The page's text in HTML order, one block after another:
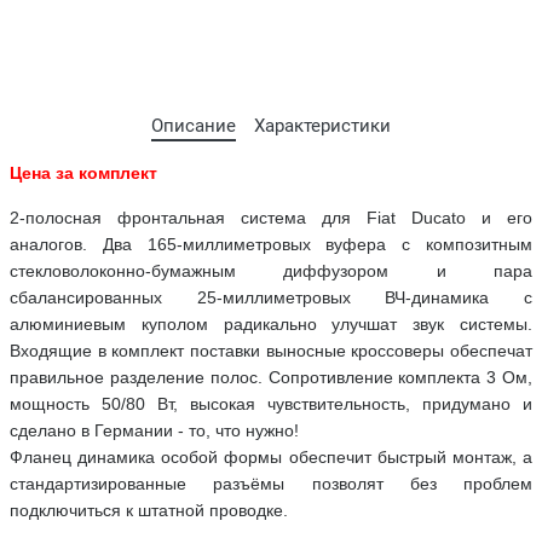
Описание Характеристики
Цена за комплект
2-полосная фронтальная система для Fiat Ducato и его
аналогов. Два 165-миллиметровых вуфера с композитным
стекловолоконно-бумажным диффузором и пара
сбалансированных 25-миллиметровых ВЧ-динамика с
алюминиевым куполом радикально улучшат звук системы.
Входящие в комплект поставки выносные кроссоверы обеспечат
правильное разделение полос. Сопротивление комплекта 3 Ом,
мощность 50/80 Вт, высокая чувствительность, придумано и
сделано в Германии - то, что нужно!
Фланец динамика особой формы обеспечит быстрый монтаж, а
стандартизированные разъёмы позволят без проблем
подключиться к штатной проводке.